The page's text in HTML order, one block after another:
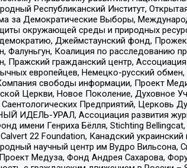
Республиканский Институт,
за Демократические Выборы,
окружающей среды и природных
Джеймстаунский фонд,
Фалуньгун, Коалиция по расследованию
Пражский гражданский центр,
европейцев, Немецко-русский
свободы информации, Проект
Церкви, Новое Поколение, Духовное
Саентологических Предприятий, Церковь
ИДЕЛЬ-УРАЛ, Ассоциация развития
имени Генриха Бёлля, Stichting
22 Foundation, Канадский
научный центр им Вудро Вильсона,
Медуза, Фонд Андрея Сахарова,